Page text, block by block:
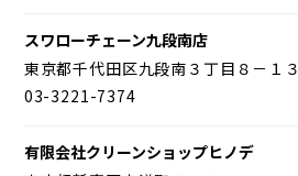
スワローチェーン九段南店
東京都千代田区九段南３丁目８－１３
03-3221-7374
有限会社クリーンショップヒノデ